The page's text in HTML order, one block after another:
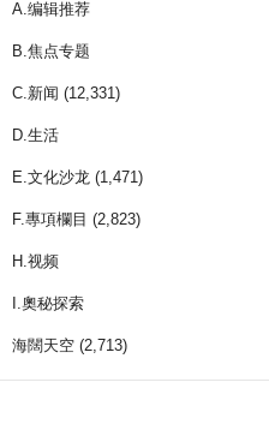
A.编辑推荐
B.焦点专题
C.新闻 (12,331)
D.生活
E.文化沙龙 (1,471)
F.專項欄目 (2,823)
H.视频
I.奧秘探索
海闊天空 (2,713)